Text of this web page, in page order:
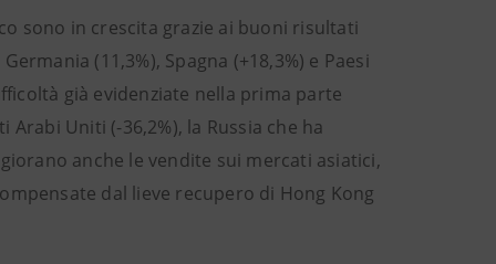
sono in crescita grazie ai buoni risultati
(11,3%), Spagna (+18,3%) e Paesi
già evidenziate nella prima parte
Uniti (-36,2%), la Russia che ha
anche le vendite sui mercati asiatici,
dal lieve recupero di Hong Kong